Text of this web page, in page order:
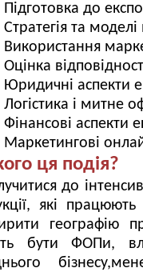
Підготовка до
Стратегія та
Використання
Оцінка
Юридичні аспекти
Логістика і митне
Фінансові аспекти
Маркетингові
ця подія?
до
які
географію
бути ФОПи,